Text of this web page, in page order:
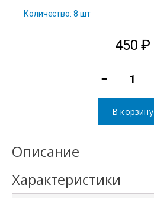
Количество: 8 шт
450₽
−
005,
721503-
В корзину
Описание
Характеристики